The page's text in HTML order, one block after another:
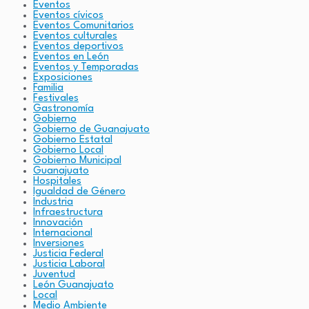
Eventos
Eventos cívicos
Eventos Comunitarios
Eventos culturales
Eventos deportivos
Eventos en León
Eventos y Temporadas
Exposiciones
Familia
Festivales
Gastronomía
Gobierno
Gobierno de Guanajuato
Gobierno Estatal
Gobierno Local
Gobierno Municipal
Guanajuato
Hospitales
Igualdad de Género
Industria
Infraestructura
Innovación
Internacional
Inversiones
Justicia Federal
Justicia Laboral
Juventud
León Guanajuato
Local
Medio Ambiente